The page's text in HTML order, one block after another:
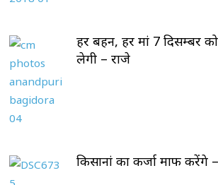
हर बहन, हर मां 7 दिसम्बर
लेगी – राजे
किसानां का कर्जा माफ करेंगे